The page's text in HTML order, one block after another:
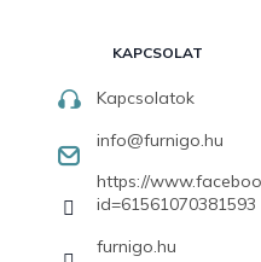
KAPCSOLAT
Kapcsolatok
info@furnigo.hu
https://
id=61561070381593
furnigo.hu